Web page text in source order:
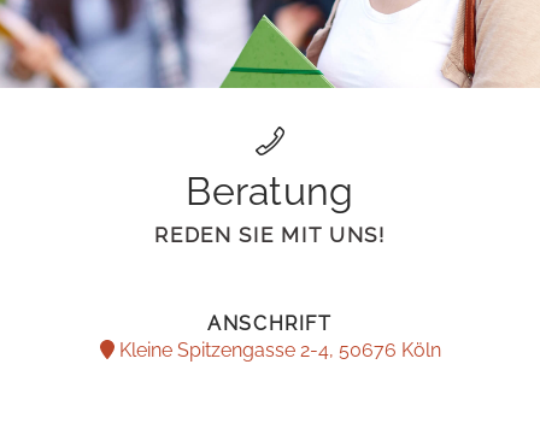
Beratung
REDEN SIE MIT UNS!
ANSCHRIFT
Kleine Spitzengasse 2-4, 50676 Köln